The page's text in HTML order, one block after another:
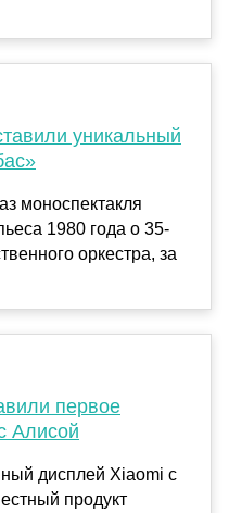
уникальный
моноспектакля
1980 года о 35-
оркестра, за
первое
Алисой
дисплей Xiaomi с
продукт